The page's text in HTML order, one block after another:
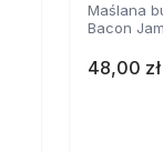
Maślana
Bacon
48,00 zł